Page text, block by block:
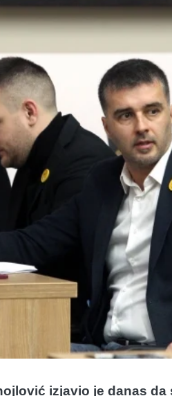
izjavio je danas